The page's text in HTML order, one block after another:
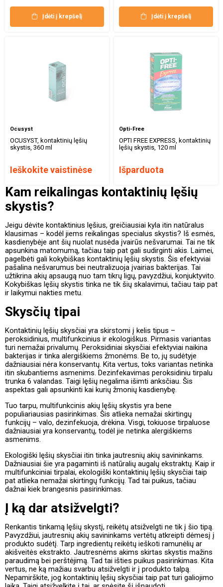
Įdėti į krepšelį Įdėti į krepšelį
Ocusyst
OCUSYST, kontaktinių lęšių
skystis, 360 ml
Ieškokite vaistinėse
Opti-Free
OPTI FREE EXPRESS, kontaktinių
lęšių skystis, 120 ml
Išparduota
Kam reikalingas kontaktinių lęšių
skystis?
Jeigu dėvite kontaktinius lęšius, greičiausiai kyla itin natūralus
klausimas – kodėl jiems reikalingas specialus skystis? Iš esmės,
kasdienybėje ant šių nuolat nusėda įvairūs nešvarumai. Tai ne tik
apsunkina matomumą, tačiau taip pat gali sudirginti akis. Laimei,
pagelbėti gali kokybiškas kontaktinių lęšių skystis. Šis efektyviai
pašalina nešvarumus bei neutralizuoja įvairias bakterijas. Tai
užtikrina akių apsaugą nuo tam tikrų ligų, pavyzdžiui, konjuktyvito.
Kokybiškas lęšių skystis tinka ne tik šių skalavimui, tačiau taip pat
ir laikymui nakties metu.
Skysčių tipai
Kontaktinių lęšių skysčiai yra skirstomi į kelis tipus –
peroksidinius, multifunkcinius ir ekologiškus. Pirmasis variantas
turi nemažai privalumų. Peroksidiniai skysčiai efektyviai naikina
bakterijas ir tinka alergiškiems žmonėms. Be to, jų sudėtyje
dažniausiai nėra konservantų. Kita vertus, toks variantas netinka
itin skubantiems asmenims. Dezinfekavimas peroksidiniu tirpalu
trunka 6 valandas. Taigi lęšių negalima išimti anksčiau. Šis
aspektas gali apsunkinti kai kurių žmonių kasdienybę.
Tuo tarpu, multifunkcinis akių lęšių skystis yra bene
populiariausias pasirinkimas. Šis atlieka nemažai skirtingų
funkcijų – valo, dezinfekuoja, drėkina. Visgi, tokiuose tirpaluose
dažniausiai yra konservantų, todėl jie netinka alergiškiems
asmenims.
Ekologiški lęšių skysčiai itin tinka jautresnių akių savininkams.
Dažniausiai šie yra pagaminti iš natūralių augalų ekstraktų. Kaip ir
multifunkciniai tirpalai, ekologiški kontaktinių lęšių skysčiai taip
pat atlieka nemažai skirtingų funkcijų. Tad tai puikus, tačiau
dažnai kiek brangesnis pasirinkimas.
Į ką dar atsižvelgti?
Renkantis tinkamą lęšių skystį, reikėtų atsižvelgti ne tik į šio tipą.
Pavyzdžiui, jautresnių akių savininkams vertėtų atkreipti dėmesį į
produkto sudėtį. Tarp ingredientų reikėtų ieškoti ramunėlių ar
akišveitės ekstrakto. Jautresnėms akims skirtas skystis mažins
paraudimą bei perštėjimą. Tad tai išties puikus pasirinkimas. Kita
vertus, ne ką mažiau svarbu atsižvelgti ir į produkto talpą.
Nepamirškite, jog kontaktinių lęšių skysčiai taip pat turi galiojimo